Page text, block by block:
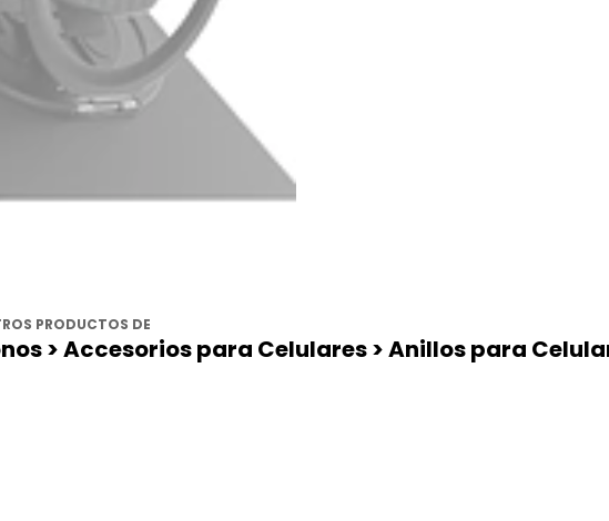
PRODUCTOS DE
> Accesorios para Celulares > Anillos para